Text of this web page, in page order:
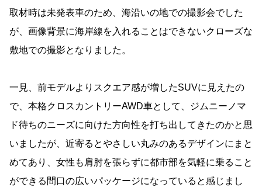
取材時は未発表車のため、海沿いの地での撮影会でした
が、画像背景に海岸線を入れることはできないクローズな
敷地での撮影となりました。
一見、前モデルよりスクエア感が増したSUVに見えたの
で、本格クロスカントリーAWD車として、ジムニーノマ
ド待ちのニーズに向けた方向性を打ち出してきたのかと思
いましたが、近寄るとやさしい丸みのあるデザインにまと
めてあり、女性も肩肘を張らずに都市部を気軽に乗ること
ができる間口の広いパッケージになっていると感じまし